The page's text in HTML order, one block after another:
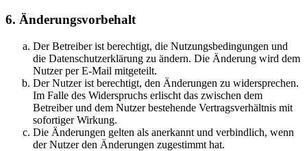
6. Änderungsvorbehalt
Der Betreiber ist berechtigt, die Nutzungsbedingungen und
die Datenschutzerklärung zu ändern. Die Änderung wird dem
Nutzer per E-Mail mitgeteilt.
Der Nutzer ist berechtigt, den Änderungen zu widersprechen.
Im Falle des Widerspruchs erlischt das zwischen dem
Betreiber und dem Nutzer bestehende Vertragsverhältnis mit
sofortiger Wirkung.
Die Änderungen gelten als anerkannt und verbindlich, wenn
der Nutzer den Änderungen zugestimmt hat.